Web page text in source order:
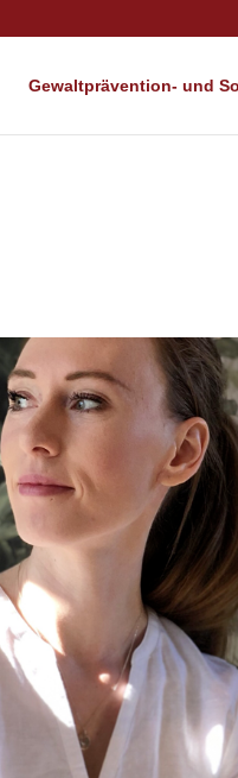
Gewaltprävention- und